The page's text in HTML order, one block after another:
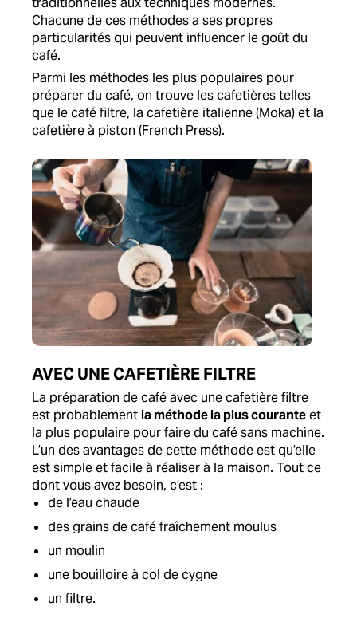
Chacune de ces méthodes a ses propres
particularités qui peuvent influencer le goût du
café.
Parmi les méthodes les plus populaires pour
préparer du café, on trouve les cafetières telles
que le café filtre, la cafetière italienne (Moka) et la
cafetière à piston (French Press).
AVEC UNE CAFETIÈRE FILTRE
La préparation de café avec une cafetière filtre
est probablementla méthode la plus couranteet
la plus populaire pour faire du café sans machine.
L’un des avantages de cette méthode est qu’elle
est simple et facile à réaliser à la maison. Tout ce
dont vous avez besoin, c’est :
de l’eau chaude
des grains de café fraîchement moulus
un moulin
une bouilloire à col de cygne
un filtre.